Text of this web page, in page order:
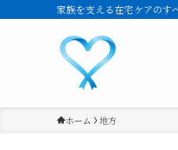
家族を支える在宅ケアのす
ホーム 地方